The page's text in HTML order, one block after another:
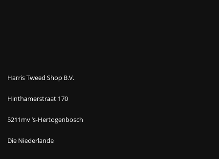
Harris Tweed Shop B.V.
Hinthamerstraat 170
5211mv ’s-Hertogenbosch
Die Niederlande